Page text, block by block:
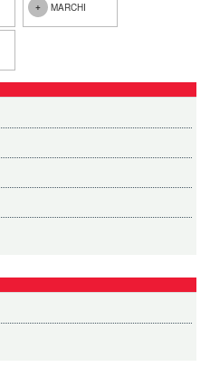
MARCHI